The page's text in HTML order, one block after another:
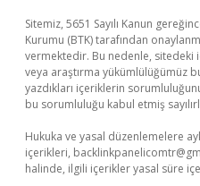
Sitemiz, 5651 Sayılı Kanun
Kurumu (BTK) tarafından
vermektedir. Bu nedenle,
veya araştırma yükümlülüğümüz
yazdıkları içeriklerin
bu sorumluluğu kabul etmiş
Hukuka ve yasal düzenlemelere
içerikleri,
halinde, ilgili içerikler yasal süre